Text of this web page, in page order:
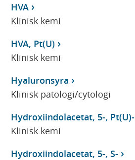
HVA
Klinisk kemi
HVA, Pt(U)
Klinisk kemi
Hyaluronsyra
Klinisk patologi/cytologi
Hydroxiindolacetat, 5-, Pt(U)-
Klinisk kemi
Hydroxiindolacetat, 5-, S-